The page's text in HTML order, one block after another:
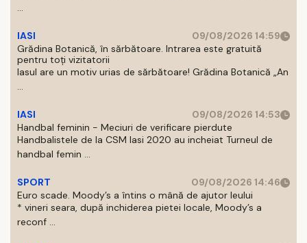
...
IASI
09/08/2026 14:59
Grădina Botanică, în sărbătoare. Intrarea este gratuită
pentru toți vizitatorii
Iasul are un motiv urias de sărbătoare! Grădina Botanică „An
...
IASI
09/08/2026 14:53
Handbal feminin - Meciuri de verificare pierdute
Handbalistele de la CSM Iasi 2020 au incheiat Turneul de
handbal femin ...
SPORT
09/08/2026 14:46
Euro scade. Moody’s a întins o mână de ajutor leului
* vineri seara, după inchiderea pietei locale, Moody’s a
reconf ...